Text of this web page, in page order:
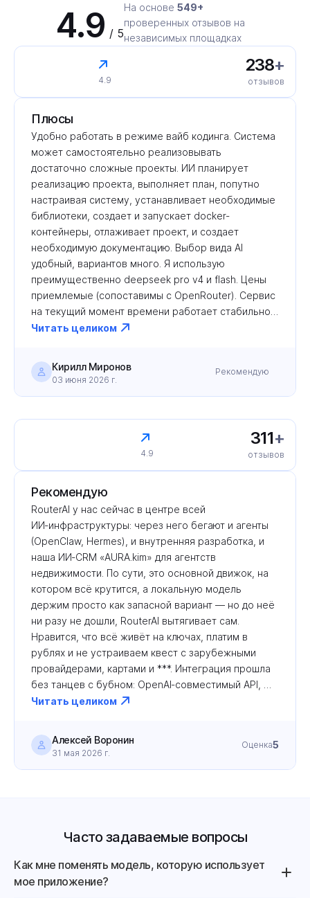
4.9 / 5
На основе 549+
проверенных отзывов на
независимых площадках
4.9
238+
отзывов
Плюсы
Удобно работать в режиме вайб кодинга. Система
может самостоятельно реализовывать
достаточно сложные проекты. ИИ планирует
реализацию проекта, выполняет план, попутно
настраивая систему, устанавливает необходимые
библиотеки, создает и запускает docker-
контейнеры, отлаживает проект, и создает
необходимую документацию. Выбор вида AI
удобный, вариантов много. Я использую
преимущественно deepseek pro v4 и flash. Цены
приемлемые (сопоставимы с OpenRouter). Сервис
на текущий момент времени работает стабильно.
Проблем с пополнением счета нет. Можно гибко
коллективной работы. Впечатление о сервисе
положительное.
Читать целиком
Кирилл Миронов
03 июня 2026 г.
Рекомендую
4.9
311+
отзывов
Рекомендую
RouterAI у нас сейчас в центре всей
ИИ‑инфраструктуры: через него бегают и агенты
(OpenClaw, Hermes), и внутренняя разработка, и
наша ИИ‑CRM «AURA.kim» для агентств
недвижимости. По сути, это основной движок, на
котором всё крутится, а локальную модель
держим просто как запасной вариант — но до неё
ни разу не дошли, RouterAI вытягивает сам.
Нравится, что всё живёт на ключах, платим в
рублях и не устраиваем квест с зарубежными
провайдерами, картами и ***. Интеграция прошла
без танцев с бубном: OpenAI‑совместимый API,
внятные настройки, отдельные ключи под разные
новых моделей. Список моделей прям радует:
видно, что ребята следят за актуальностью, в
фоне общего шума вокруг ИИ‑провайдеров его не
только после серии экспериментов с другими
решениями, зато когда разобрались и встроили в
Читать целиком
Алексей Воронин
31 мая 2026 г.
Оценка5
Часто задаваемые вопросы
Как мне поменять модель, которую использует
мое приложение?